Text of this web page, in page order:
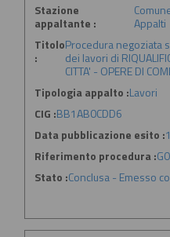
Stazione
appaltante :
Appalti
Titolo
:
Procedura negoziata
dei lavori di
CITTA' - OPERE DI
Tipologia appalto :Lavori
CIG :BB1AB0CDD6
Data pubblicazione esito :
Riferimento procedura :
Stato :Conclusa - Emesso